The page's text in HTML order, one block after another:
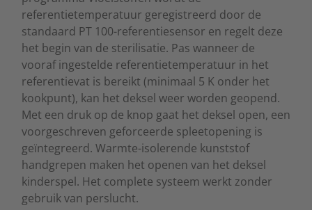
referentietemperatuur geregistreerd door de
standaard PT 100-referentiesensor en regelt deze
het begin van de sterilisatie. Pas wanneer de
vooraf ingestelde referentietemperatuur in het
referentievat is bereikt (minimaal 5 K onder het
kookpunt), kan het deksel weer worden geopend.
Met een druk op de knop gaat het deksel open, een
voorgeschreven geforceerde spleetopening is
geïntegreerd. Warmte-isolerende kunststof
handgrepen maken het openen van het deksel
kinderspel. Het complete systeem werkt zonder
gebruik van perslucht.